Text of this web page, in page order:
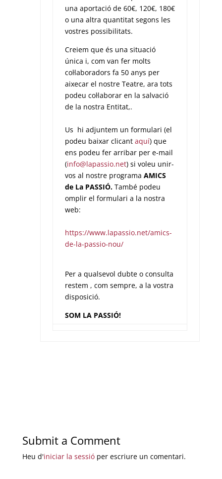
una aportació de 60€, 120€, 180€
o una altra quantitat segons les
vostres possibilitats.
Creiem que és una situació
única i, com van fer molts
col·laboradors fa 50 anys per
aixecar el nostre Teatre, ara tots
podeu col·laborar en la salvació
de la nostra Entitat,.
Us hi adjuntem un formulari (el
podeu baixar clicant aquí) que
ens podeu fer arribar per e-mail
(info@lapassio.net) si voleu unir-
vos al nostre programa AMICS
de La PASSIÓ. També podeu
omplir el formulari a la nostra
web:
https://www.lapassio.net/amics-
de-la-passio-nou/
Per a qualsevol dubte o consulta
restem , com sempre, a la vostra
disposició.
SOM LA PASSIÓ!
Submit a Comment
Heu d'iniciar la sessióper escriure un comentari.